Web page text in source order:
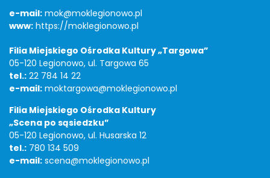
e-mail: mok@moklegionowo.pl
www: https://moklegionowo.pl
Filia Miejskiego Ośrodka Kultury „Targowa”
05-120 Legionowo, ul. Targowa 65
tel.: 22 784 14 22
e-mail: moktargowa@moklegionowo.pl
Filia Miejskiego Ośrodka Kultury
„Scena po sąsiedzku”
05-120 Legionowo, ul. Husarska 12
tel.: 780 134 509
e-mail: scena@moklegionowo.pl